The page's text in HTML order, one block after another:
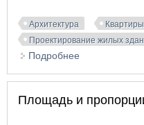
Архитектура
Квартиры
Проектирование жилых
Подробнее
Площадь и